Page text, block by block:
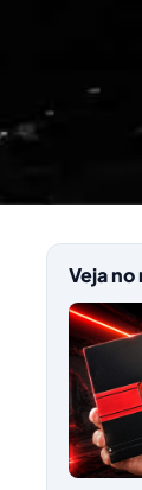
Veja no